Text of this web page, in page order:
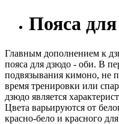
Пояса
Главным дополнением к
пояса для дзюдо - оби. В
подвязывания кимоно, не
время тренировки или
дзюдо является
Цвета варьируются от
красно-бело и красного